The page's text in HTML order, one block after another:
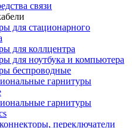
связи
для стационарного
для коллцентра
для ноутбука и компьютера
беспроводные
гарнитуры
гарнитуры
переключатели